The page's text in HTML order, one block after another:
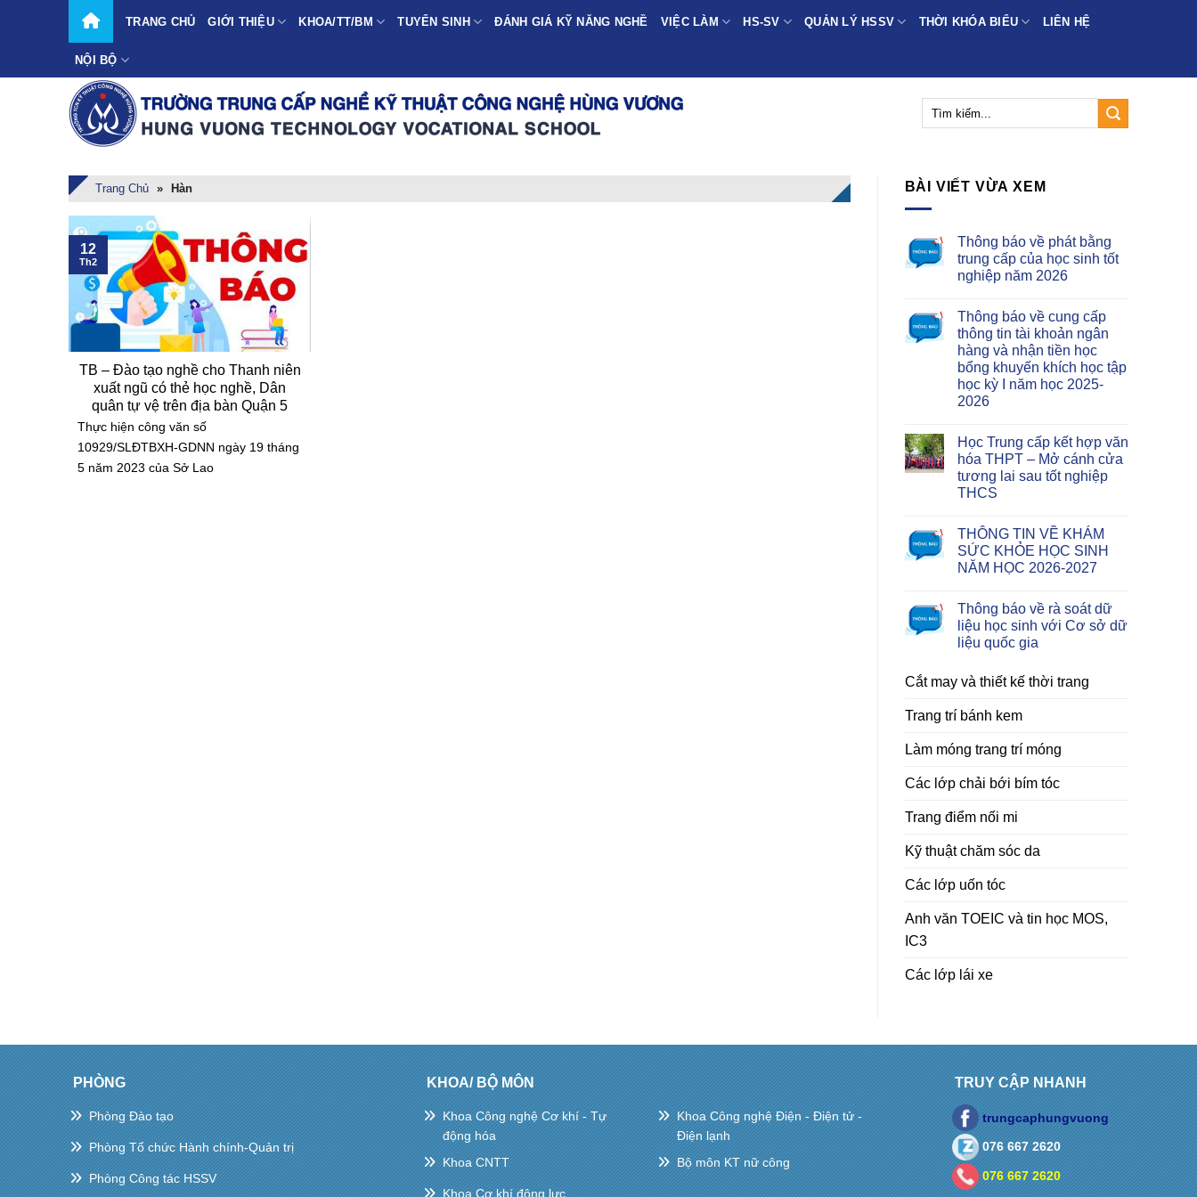
TRANG CHỦ GIỚI THIỆU KHOA/TT/BM TUYỂN SINH ĐÁNH GIÁ KỸ NĂNG NGHỀ VIỆC LÀM HS-SV QUẢN LÝ HSSV THỜI KHÓA BIỂU LIÊN HỆ
NỘI BỘ
Trang Chủ » Hàn
TB – Đào tạo nghề cho Thanh niên
xuất ngũ có thẻ học nghề, Dân
quân tự vệ trên địa bàn Quận 5
Thực hiện công văn số
10929/SLĐTBXH-GDNN ngày 19 tháng
5 năm 2023 của Sở Lao
12
Th2
BÀI VIẾT VỪA XEM
Thông báo về phát bằng
trung cấp của học sinh tốt
nghiệp năm 2026
Thông báo về cung cấp
thông tin tài khoản ngân
hàng và nhận tiền học
bổng khuyến khích học tập
học kỳ I năm học 2025-
2026
Học Trung cấp kết hợp văn
hóa THPT – Mở cánh cửa
tương lai sau tốt nghiệp
THCS
THÔNG TIN VỀ KHÁM
SỨC KHỎE HỌC SINH
NĂM HỌC 2026-2027
Thông báo về rà soát dữ
liệu học sinh với Cơ sở dữ
liệu quốc gia
Cắt may và thiết kế thời trang
Trang trí bánh kem
Làm móng trang trí móng
Các lớp chải bới bím tóc
Trang điểm nối mi
Kỹ thuật chăm sóc da
Các lớp uốn tóc
Anh văn TOEIC và tin học MOS,
IC3
Các lớp lái xe
PHÒNG
Phòng Đào tạo
Phòng Tổ chức Hành chính-Quản trị
Phòng Công tác HSSV
KHOA/ BỘ MÔN
Khoa Công nghệ Cơ khí - Tự
động hóa
Khoa CNTT
Khoa Cơ khí động lực
Khoa Công nghệ Điện - Điện tử -
Điện lạnh
Bộ môn KT nữ công
TRUY CẬP NHANH
trungcaphungvuong
076 667 2620
076 667 2620